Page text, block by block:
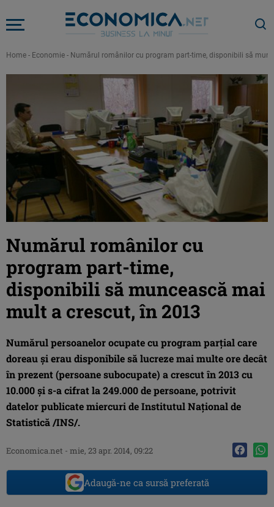
Home - Economie - Numărul românilor cu program part-time, disponibili să
Numărul românilor cu
program part-time,
disponibili să muncească mai
mult a crescut, în 2013
Numărul persoanelor ocupate cu program parţial care
doreau şi erau disponibile să lucreze mai multe ore decât
în prezent (persoane subocupate) a crescut în 2013 cu
10.000 şi s-a cifrat la 249.000 de persoane, potrivit
datelor publicate miercuri de Institutul Naţional de
Statistică /INS/.
Economica.net - mie, 23 apr. 2014, 09:22
Adaugă-ne ca sursă preferată